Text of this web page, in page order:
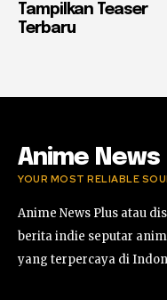
Tampilkan Teaser
Terbaru
Anime News
YOUR MOST RELIABLE
Anime News Plus atau
berita indie seputar
yang terpercaya di